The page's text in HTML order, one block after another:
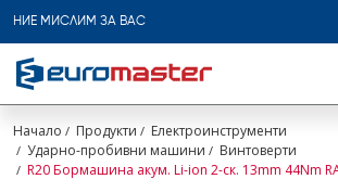
НИЕ МИСЛИМ ЗА ВАС
Начало Продукти
Електроинструменти
Ударно-пробивни машини
Винтоверти
R20 Бормашина акум. Li-ion 2-ск. 13mm 44Nm